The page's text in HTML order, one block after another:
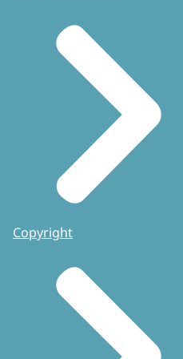
Copyright